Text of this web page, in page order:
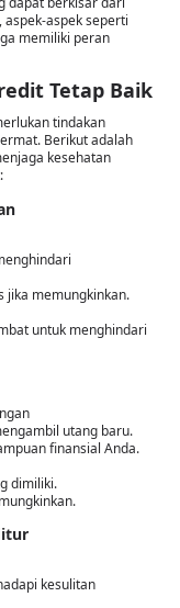
aspek seperti
memiliki peran
Tetap Baik
tindakan
Berikut adalah
kesehatan
jika memungkinkan.
untuk menghindari
utang baru.
finansial Anda.
dimiliki.
kesulitan